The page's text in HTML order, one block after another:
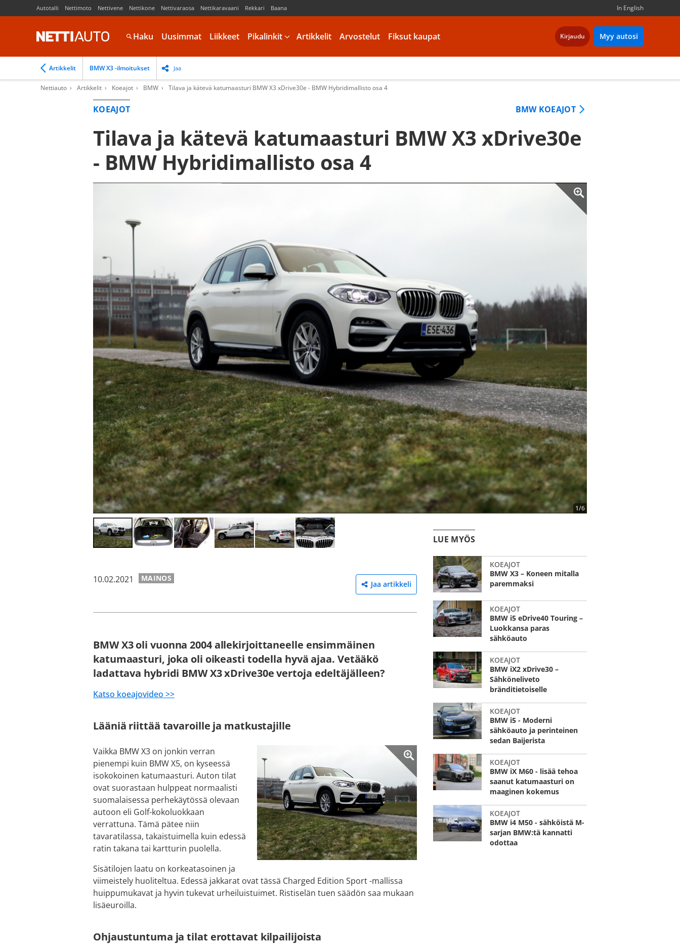
Autotalli Nettimoto Nettivene Nettikone Nettivaraosa Nettikaravaani Rekkari Baana In English
Haku Uusimmat Liikkeet Pikalinkit Artikkelit Arvostelut Fiksut kaupat Kirjaudu Myy autosi
Artikkelit BMW X3 -ilmoitukset Jaa
Nettiauto Artikkelit Koeajot BMW Tilava ja kätevä katumaasturi BMW X3 xDrive30e - BMW Hybridimallisto osa 4
KOEAJOT BMW KOEAJOT
Tilava ja kätevä katumaasturi BMW X3 xDrive30e
- BMW Hybridimallisto osa 4
1/6
10.02.2021 MAINOS
Jaa artikkeli
BMW X3 oli vuonna 2004 allekirjoittaneelle ensimmäinen
katumaasturi, joka oli oikeasti todella hyvä ajaa. Vetääkö
ladattava hybridi BMW X3 xDrive30e vertoja edeltäjälleen?
Katso koeajovideo >>
Lääniä riittää tavaroille ja matkustajille
Vaikka BMW X3 on jonkin verran
pienempi kuin BMW X5, on kyseessä
isokokoinen katumaasturi. Auton tilat
ovat suorastaan hulppeat normaalisti
suomalaisessa perhekäytössä olevaan
autoon eli Golf-kokoluokkaan
verrattuna. Tämä pätee niin
tavaratilassa, takaistuimella kuin edessä
ratin takana tai kartturin puolella.
Sisätilojen laatu on korkeatasoinen ja
viimeistely huoliteltua. Edessä jakkarat ovat tässä Charged Edition Sport -mallissa
huippumukavat ja hyvin tukevat urheiluistuimet. Ristiselän tuen säädön saa mukaan
lisäeuroilla.
Ohjaustuntuma ja tilat erottavat kilpailijoista
LUE MYÖS
KOEAJOT
BMW X3 – Koneen mitalla
paremmaksi
KOEAJOT
BMW i5 eDrive40 Touring –
Luokkansa paras
sähköauto
KOEAJOT
BMW iX2 xDrive30 –
Sähköneliveto
bränditietoiselle
KOEAJOT
BMW i5 - Moderni
sähköauto ja perinteinen
sedan Baijerista
KOEAJOT
BMW iX M60 - lisää tehoa
saanut katumaasturi on
maaginen kokemus
KOEAJOT
BMW i4 M50 - sähköistä M-
sarjan BMW:tä kannatti
odottaa